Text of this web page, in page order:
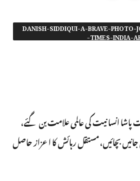
#DANISH-SIDDIQUI-A-BRAVE-
TIMES-INDIA-
انسانیت کی عالمی علامت بن گئے،
بچائیں، مستقل رہائش کا اعزاز حاصل